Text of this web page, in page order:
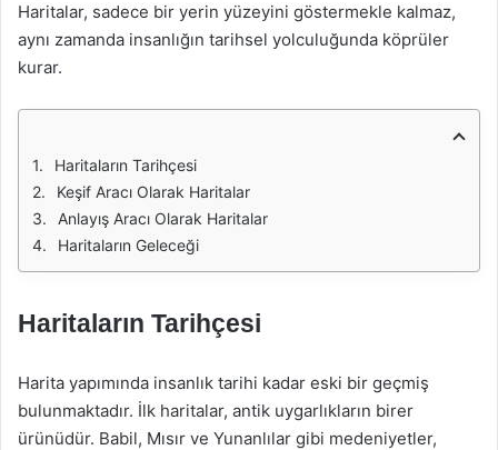
Haritalar, sadece bir yerin yüzeyini göstermekle kalmaz,
aynı zamanda insanlığın tarihsel yolculuğunda köprüler
kurar.
Haritaların Tarihçesi
Keşif Aracı Olarak Haritalar
Anlayış Aracı Olarak Haritalar
Haritaların Geleceği
Haritaların Tarihçesi
Harita yapımında insanlık tarihi kadar eski bir geçmiş
bulunmaktadır. İlk haritalar, antik uygarlıkların birer
ürünüdür. Babil, Mısır ve Yunanlılar gibi medeniyetler,